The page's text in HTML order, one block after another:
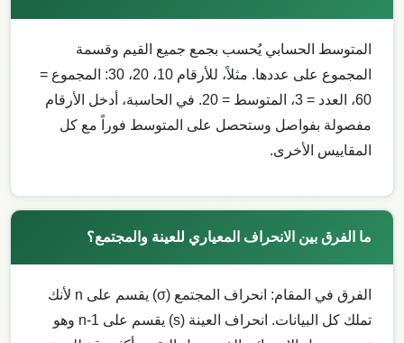
المتوسط الحسابي يُحسب بجمع جميع القيم وقسمة
المجموع على عددها. مثلاً، للأرقام 10، 20، 30: المجموع =
60، العدد = 3، المتوسط = 20. في الحاسبة، أدخل الأرقام
مفصولة بفواصل وستحصل على المتوسط فوراً مع كل
المقاييس الأخرى.
ما الفرق بين الانحراف المعياري للعينة والمجتمع؟
الفرق في المقام: انحراف المجتمع (σ) يقسم على n لأنك
تملك كل البيانات. انحراف العينة (s) يقسم على n-1 وهو